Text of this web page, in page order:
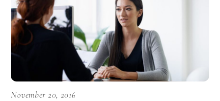
November 20, 2016